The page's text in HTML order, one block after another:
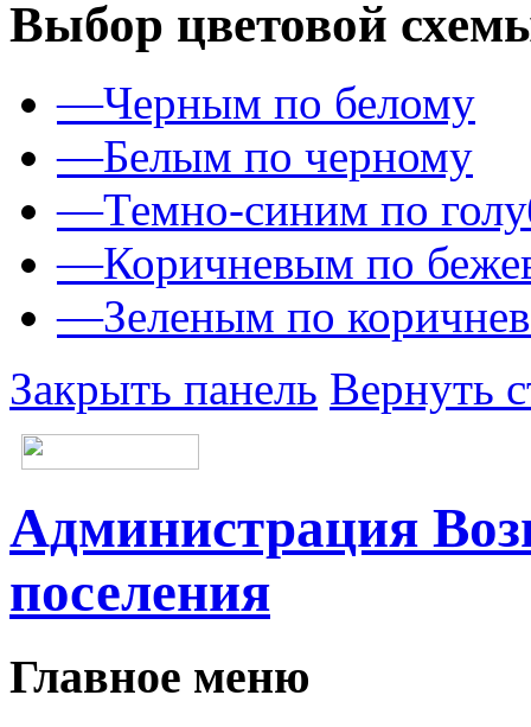
Выбор цветовой
—Черным по белому
—Белым по черному
—Темно-синим по
—Коричневым по
—Зеленым по
Закрыть панель Вернуть
Администрация
поселения
Главное меню